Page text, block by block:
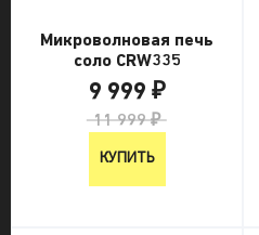
Микроволновая печь
соло CRW335
9 999 ₽
11 999 ₽
КУПИТЬ